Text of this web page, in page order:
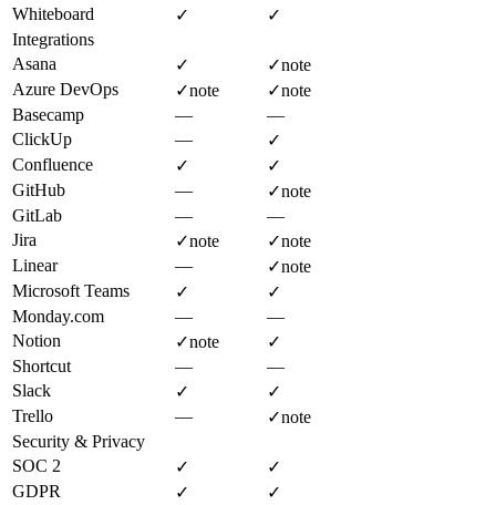
Whiteboard ✓
✓
Integrations
Asana
✓ ✓note
Azure DevOps
✓note ✓note
Basecamp
—
—
ClickUp
—
✓
Confluence
✓
✓
GitHub
— ✓note
GitLab
—
—
Jira
✓note ✓note
Linear
— ✓note
Microsoft Teams
✓
✓
Monday.com
—
—
Notion
✓note
✓
Shortcut
—
—
Slack
✓
✓
Trello
— ✓note
Security & Privacy
SOC 2
✓
✓
GDPR
✓
✓